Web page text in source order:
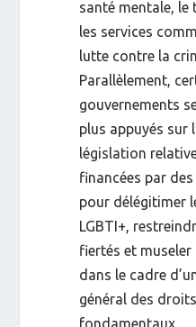
santé mentale, le
les services
lutte contre la
Parallèlement,
gouvernements
plus appuyés sur
législation
financées par
pour délégitimer
LGBTI+,
fiertés et museler
dans le cadre
général des
fondamentaux.